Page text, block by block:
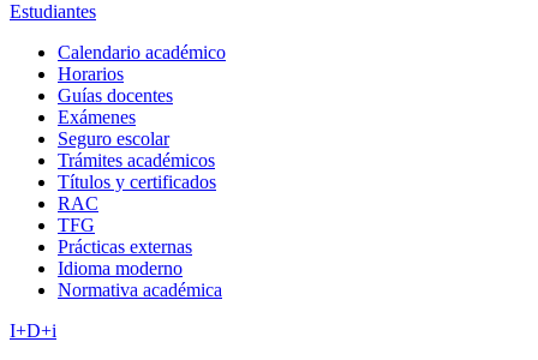
Estudiantes
Calendario académico
Horarios
Guías docentes
Exámenes
Seguro escolar
Trámites académicos
Títulos y certificados
RAC
TFG
Prácticas externas
Idioma moderno
Normativa académica
I+D+i